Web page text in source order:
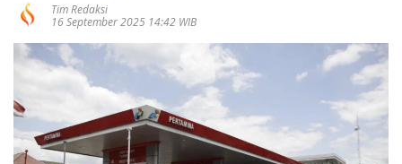
Tim Redaksi
16 September 2025 14:42 WIB